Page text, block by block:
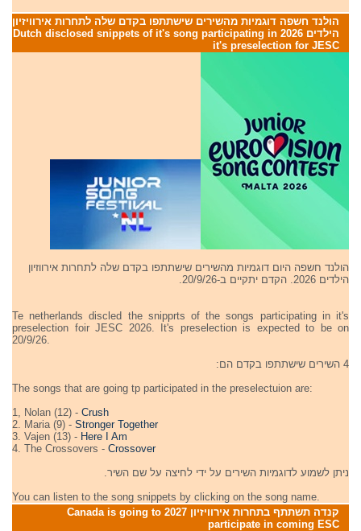
הולנד חשפה דוגמיות מהשירים שישתתפו בקדם שלה לתחרות אירוויזיון
הילדים 2026 Dutch disclosed snippets of it's song participating in
it's preselection for JESC
הולנד חשפה היום דוגמיות מהשירים שישתתפו בקדם שלה לתחרות אירווזיון
הילדים 2026. הקדם יתקיים ב-20/9/26.
Te netherlands discled the snipprts of the songs participating in it's
preselection foir JESC 2026. It's preselection is expected to be on
20/9/26.
4 השירים שישתתפו בקדם הם:
The songs that are going tp participated in the preselectuion are:
1, Nolan (12) - Crush
2. Maria (9) - Stronger Together
3. Vajen (13) - Here I Am
4. The Crossovers - Crossover
ניתן לשמוע לדוגמיות השירים על ידי לחיצה על שם השיר.
You can listen to the song snippets by clicking on the song name.
קנדה תשתתף בתחרות אירוויזיון 2027 Canada is going to
participate in coming ESC